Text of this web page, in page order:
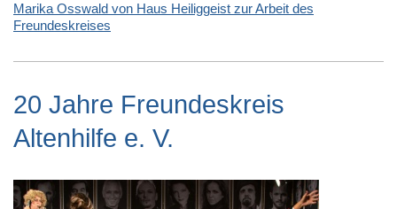
Marika Osswald von Haus Heiliggeist zur Arbeit des
Freundeskreises
20 Jahre Freundeskreis
Altenhilfe e. V.